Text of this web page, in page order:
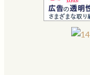
c
e
t
e